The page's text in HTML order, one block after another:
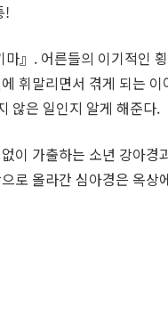
!
』. 어른들의 이기적인
휘말리면서 겪게 되는
않은 일인지 알게 해준다.
이 가출하는 소년 강아
로 올라간 심아경은 옥